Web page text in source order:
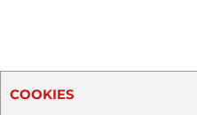
COOKIES